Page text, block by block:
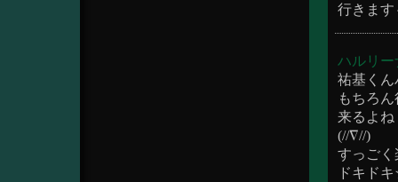
行きます
ハルリー
祐基くん
もちろ
来るよね
(//∇//)
すっごく
ドキド